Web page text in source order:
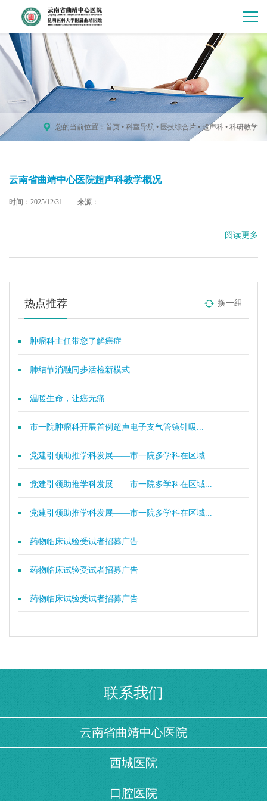
您的当前位置： 首页 • 科室导航 • 医技综合片 • 超声科 • 科研教学
云南省曲靖中心医院超声科教学概况
时间：2025/12/31 来源：
阅读更多
热点推荐 换一组
肿瘤科主任带您了解癌症
肺结节消融同步活检新模式
温暖生命，让癌无痛
市一院肿瘤科开展首例超声电子支气管镜针吸...
党建引领助推学科发展——市一院多学科在区域...
党建引领助推学科发展——市一院多学科在区域...
党建引领助推学科发展——市一院多学科在区域...
药物临床试验受试者招募广告
药物临床试验受试者招募广告
药物临床试验受试者招募广告
联系我们
云南省曲靖中心医院
西城医院
口腔医院